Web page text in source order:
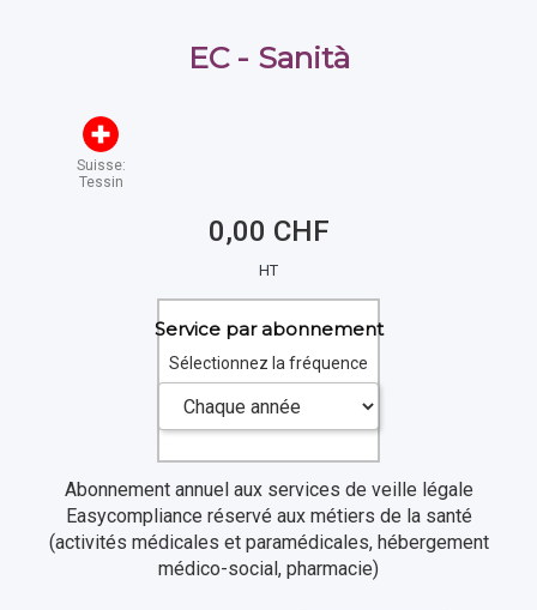
EC - Sanità
Suisse:
Tessin
0,00 CHF
HT
Service par abonnement
Sélectionnez la fréquence
Abonnement annuel aux services de veille légale
Easycompliance réservé aux métiers de la santé
(activités médicales et paramédicales, hébergement
médico-social, pharmacie)